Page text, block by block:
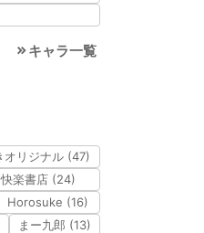
キャラ一覧
オリジナル (47)
楽書店 (24)
Horosuke (16)
まー九郎 (13)